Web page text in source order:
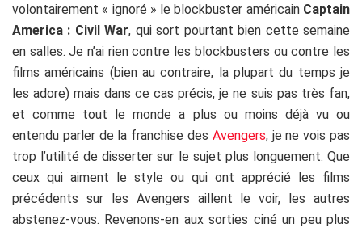
volontairement « ignoré » le blockbuster américain Captain
America : Civil War, qui sort pourtant bien cette semaine
en salles. Je n’ai rien contre les blockbusters ou contre les
films américains (bien au contraire, la plupart du temps je
les adore) mais dans ce cas précis, je ne suis pas très fan,
et comme tout le monde a plus ou moins déjà vu ou
entendu parler de la franchise des Avengers, je ne vois pas
trop l’utilité de disserter sur le sujet plus longuement. Que
ceux qui aiment le style ou qui ont apprécié les films
précédents sur les Avengers aillent le voir, les autres
abstenez-vous. Revenons-en aux sorties ciné un peu plus